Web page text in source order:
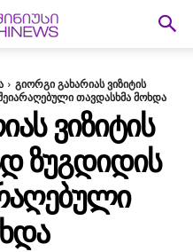
გიორგი გახარიას ვიზიტის
თავდასხმა მოხდა
ᲕᲘᲖᲘᲢᲘᲡ
ᲖᲣᲒᲓᲘᲓᲘᲡ